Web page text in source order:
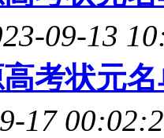
09-13
考状元
17